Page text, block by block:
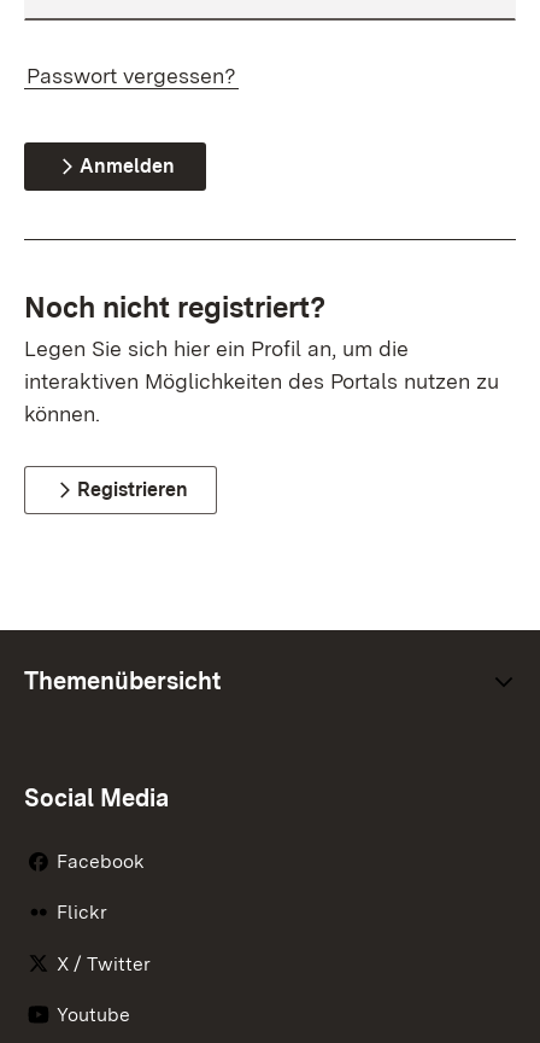
Passwort vergessen?
Anmelden
Noch nicht registriert?
Legen Sie sich hier ein Profil an, um die
interaktiven Möglichkeiten des Portals nutzen zu
können.
Registrieren
Themenübersicht
Social Media
Facebook
Flickr
X / Twitter
Youtube